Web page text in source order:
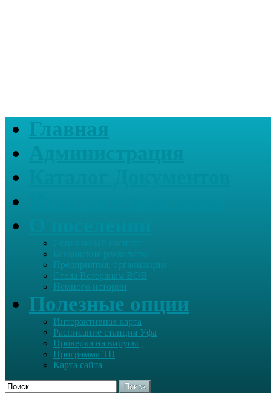
Главная
Банковские реквизиты
Предприятия, организации
Стела Ветеранам ВОВ
Немного истории
Полезные опции
Интерактивная карта
Расписание станция Уфа
Проверка на вирусы
Программа ТВ
Карта сайта
Поиск